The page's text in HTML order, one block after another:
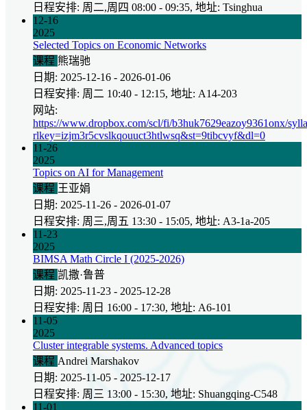
日程安排: 周二,周四 08:00 - 09:35, 地址: Tsinghua
12-16
2025
Selected Topics on Economic Networks
课程 熊瑞驰
日期: 2025-12-16 - 2026-01-06
日程安排: 周二 10:40 - 12:15, 地址: A14-203
网站:
https://www.dropbox.com/scl/fi/b3huk7629eazoy9361onx/
rlkey=izjm3r5cvslkqouuct3htlwsq&st=9tibcvyf&dl=0
11-26
2025
Topics on AI for Management
课程 王亚娟
日期: 2025-11-26 - 2026-01-07
日程安排: 周三,周五 13:30 - 15:05, 地址: A3-1a-205
11-23
2025
BIMSA Math Circle I (2025-2026)
课程 凯撒·鲁普
日期: 2025-11-23 - 2025-12-28
日程安排: 周日 16:00 - 17:30, 地址: A6-101
11-05
2025
Cluster integrable systems. Advanced topics
课程 Andrei Marshakov
日期: 2025-11-05 - 2025-12-17
日程安排: 周三 13:00 - 15:30, 地址: Shuangqing-C548
11-01